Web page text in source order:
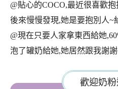
@貼心的COCO,最近很喜歡
後來慢慢發現,她是要抱別人~
@現在只要人家拿東西給她
泡了罐奶給她,她居然跟我謝
歡迎奶